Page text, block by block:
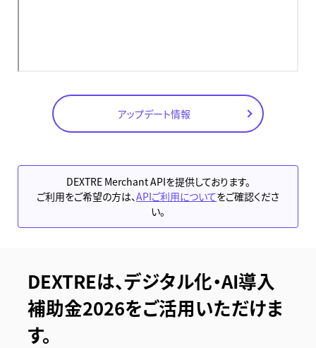
アップデート情報
DEXTRE Merchant APIを提供しております。
ご利用をご希望の方は、APIご利用についてをご確認くださ
い。
DEXTREは、デジタル化・AI導入
補助金2026をご活用いただけま
す。